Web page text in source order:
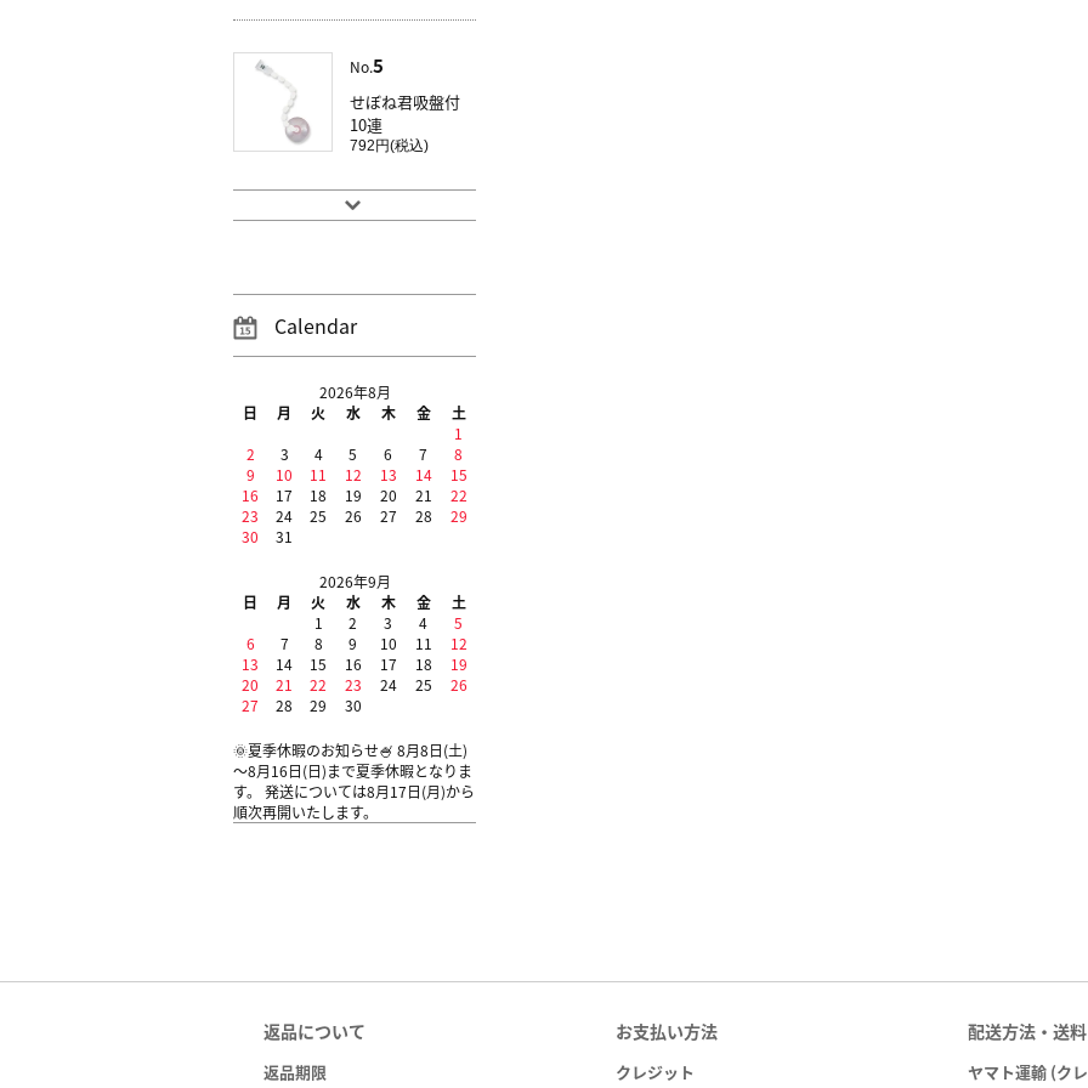
No.5
せぼね君吸盤付
10連
792円(税込)
Calendar
2026年8月
日
月 火 水 木 金
土
1
2
3 4 5 6 7
8
9
10 11 12 13 14
15
16
17 18 19 20 21
22
23
24 25 26 27 28
29
30
31
2026年9月
日
月 火 水 木 金
土
1
2 3 4
5
6
7 8 9 10 11
12
13
14 15 16 17 18
19
20
21 22 23 24 25
26
27
28 29 30
🌞夏季休暇のお知らせ🍧 8月8日(土)
～8月16日(日)まで夏季休暇となりま
す。 発送については8月17日(月)から
順次再開いたします。
返品について
返品期限
お支払い方法
クレジット
配送方法・送
ヤマト運輸 (ク